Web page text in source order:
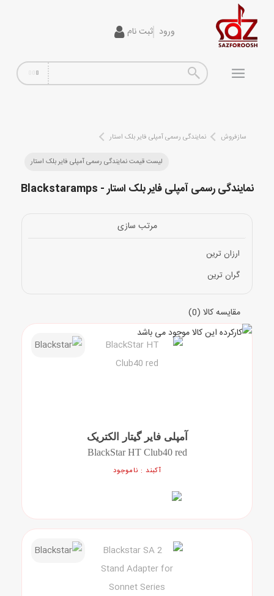
ورود ثبت نام
سیم گیتار
تجهیزات استودیویی
محصولات کارکرده
سازفروش نمایندگی رسمی آمپلی فایر بلک استار
لیست قیمت نمایندگی رسمی آمپلی فایر بلک استار
نمایندگی رسمی آمپلی فایر بلک استار - Blackstaramps
مرتب سازی
ارزان ترین
گران ترین
مقایسه کالا (0)
آمپلی فایر گیتار الکتریک
BlackStar HT Club40 red
آکبند : ناموجود